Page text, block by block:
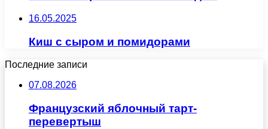
16.05.2025
Киш с сыром и помидорами
Последние записи
07.08.2026
Французский яблочный тарт-
перевертыш